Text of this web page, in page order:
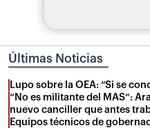
Últimas Noticias
Lupo sobre la OEA: “Si se
“No es militante del MAS”:
nuevo canciller que antes
Equipos técnicos de